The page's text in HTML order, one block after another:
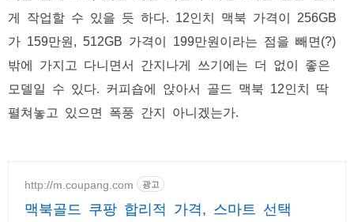
게 작업할 수 있을 듯 하다. 12인치 맥북 가격이 256GB
가 159만원, 512GB 가격이 199만원이라는 점을 빼면(?)
밖에 가지고 다니면서 간지나게 쓰기에는 더 없이 좋은
모델일 수 있다. 커피숍에 앉아서 골드 맥북 12인치 딱
펼쳐놓고 있으면 폭풍 간지 아니겠는가.
http://m.coupang.com 광고
맥북골드 쿠팡 합리적 가격, 스마트 선택